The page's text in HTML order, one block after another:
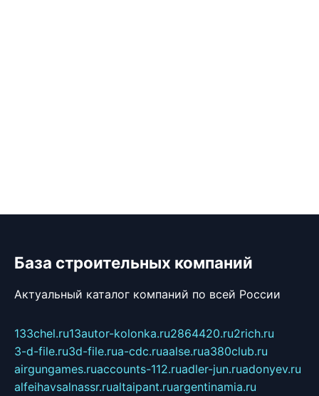
База строительных компаний
Актуальный каталог компаний по всей России
133chel.ru13autor-kolonka.ru2864420.ru2rich.ru
3-d-file.ru3d-file.rua-cdc.ruaalse.rua380club.ru
airgungames.ruaccounts-112.ruadler-jun.ruadonyev.ru
alfeihavsalnassr.rualtaipant.ruargentinamia.ru